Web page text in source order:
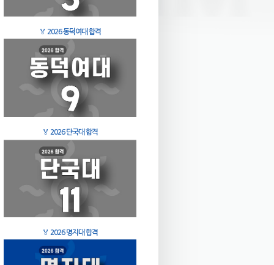
🏅 2026 동덕여대 합격
🏅 2026 단국대 합격
🏅 2026 명지대 합격